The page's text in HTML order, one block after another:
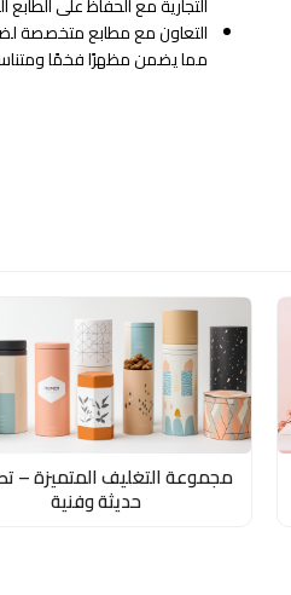
التجارية مع الحفاظ على الطابع
التعاون مع مطابع متخصصة
مما يضمن مظهرًا فخمًا
مجموعة التغليف المتميزة –
حديثة وفنية